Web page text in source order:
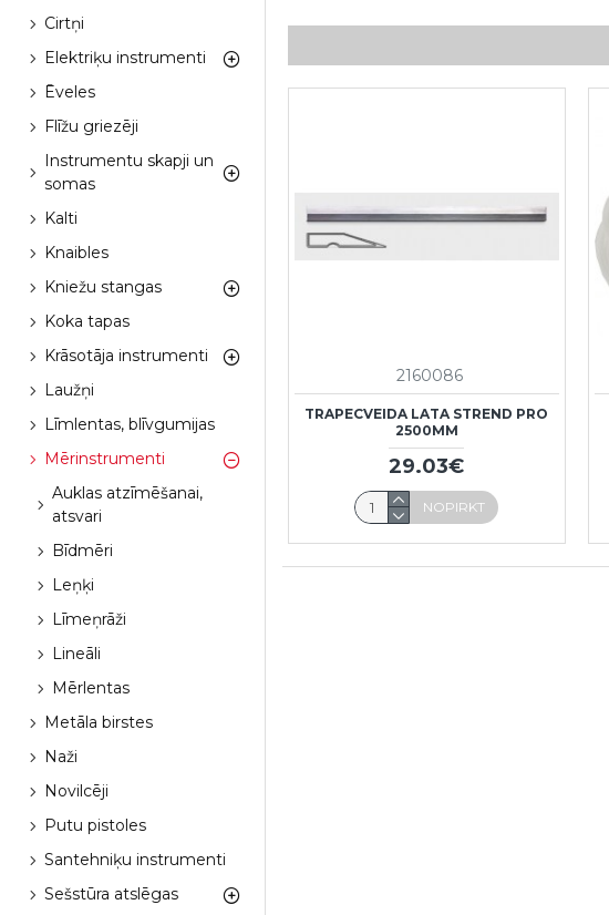
Cirtņi
Elektriķu instrumenti
Ēveles
Flīžu griezēji
Instrumentu skapji un
somas
Kalti
Knaibles
Kniežu stangas
Koka tapas
Krāsotāja instrumenti
Laužņi
Līmlentas, blīvgumijas
Mērinstrumenti
Auklas atzīmēšanai,
atsvari
Bīdmēri
Leņķi
Līmeņrāži
Lineāli
Mērlentas
Metāla birstes
Naži
Novilcēji
Putu pistoles
Santehniķu instrumenti
Sešstūra atslēgas
2160086
TRAPECVEIDA LATA STREND PRO
2500MM
29.03€
NOPIRKT